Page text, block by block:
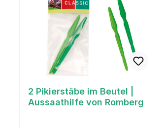
2 Pikierstäbe im Beutel |
Aussaathilfe von Romberg